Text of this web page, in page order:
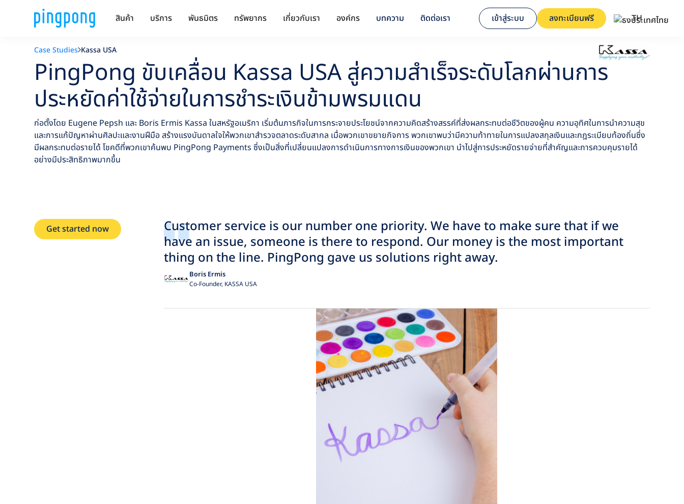
สินค้า บริการ พันธมิตร ทรัพยากร เกี่ยวกับเรา องค์กร บทความ ติดต่อเรา เข้าสู่ระบบ ลงทะเบียนฟรี TH
Case Studies Kassa USA
PingPong ขับเคลื่อน Kassa USA สู่ความสำเร็จระดับโลกผ่านการ
ประหยัดค่าใช้จ่ายในการชำระเงินข้ามพรมแดน
ก่อตั้งโดย Eugene Pepsh และ Boris Ermis Kassa ในสหรัฐอเมริกา เริ่มต้นภารกิจในการกระจายประโยชน์จากความคิดสร้างสรรค์ที่ส่งผลกระทบต่อชีวิตของผู้คน ความอุทิศในการนำความสุข
และการแก้ปัญหาผ่านศิลปะและงานฝีมือ สร้างแรงบันดาลใจให้พวกเขาสำรวจตลาดระดับสากล เมื่อพวกเขาขยายกิจการ พวกเขาพบว่ามีความท้าทายในการแปลงสกุลเงินและกฎระเบียบท้องถิ่นซึ่ง
มีผลกระทบต่อรายได้ โชคดีที่พวกเขาค้นพบ PingPong Payments ซึ่งเป็นสิ่งที่เปลี่ยนแปลงการดำเนินการทางการเงินของพวกเขา นำไปสู่การประหยัดรายจ่ายที่สำคัญและการควบคุมรายได้
อย่างมีประสิทธิภาพมากขึ้น
Get started now
Customer service is our number one priority. We have to make sure that if we
have an issue, someone is there to respond. Our money is the most important
thing on the line. PingPong gave us solutions right away.
Boris Ermis
Co-Founder, KASSA USA